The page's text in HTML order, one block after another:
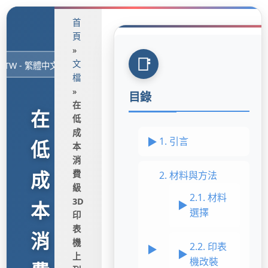
在
低
成
本
消
首
頁
»
文
檔
»
在
低
成
本
消
費
級
3D
印
表
機
上
目錄
1. 引言
2. 材料與方法
2.1. 材料
選擇
2.2. 印表
機改裝